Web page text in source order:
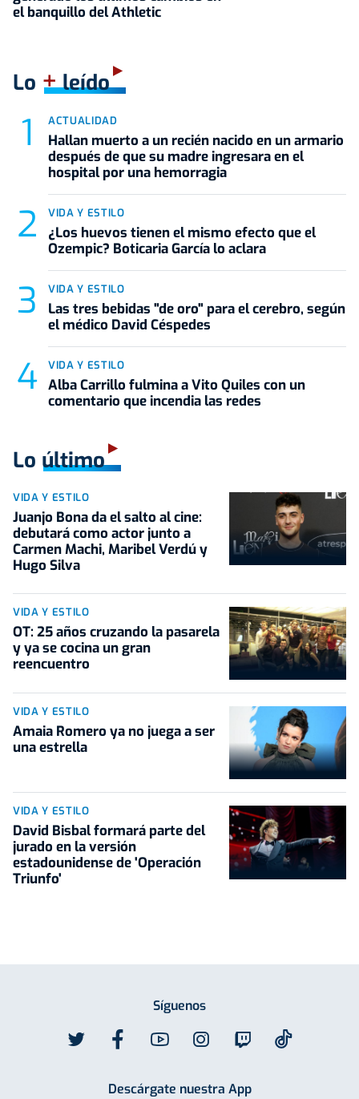
el banquillo del Athletic
Lo +leído
ACTUALIDAD
Hallan muerto a un recién nacido en un armario
después de que su madre ingresara en el
hospital por una hemorragia
VIDA Y ESTILO
¿Los huevos tienen el mismo efecto que el
Ozempic? Boticaria García lo aclara
VIDA Y ESTILO
Las tres bebidas "de oro" para el cerebro, según
el médico David Céspedes
VIDA Y ESTILO
Alba Carrillo fulmina a Vito Quiles con un
comentario que incendia las redes
Lo último
VIDA Y ESTILO
Juanjo Bona da el salto al cine:
debutará como actor junto a
Carmen Machi, Maribel Verdú y
Hugo Silva
VIDA Y ESTILO
OT: 25 años cruzando la pasarela
y ya se cocina un gran
reencuentro
VIDA Y ESTILO
Amaia Romero ya no juega a ser
una estrella
VIDA Y ESTILO
David Bisbal formará parte del
jurado en la versión
estadounidense de 'Operación
Triunfo'
Síguenos
Descárgate nuestra App